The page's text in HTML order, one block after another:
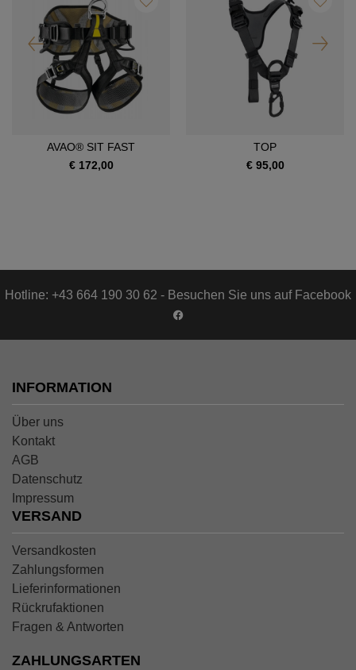
AVAO® SIT FAST
€ 172,00
TOP
€ 95,00
Hotline: +43 664 190 30 62 - Besuchen Sie uns auf Facebook
INFORMATION
Über uns
Kontakt
AGB
Datenschutz
Impressum
VERSAND
Versandkosten
Zahlungsformen
Lieferinformationen
Rückrufaktionen
Fragen & Antworten
ZAHLUNGSARTEN